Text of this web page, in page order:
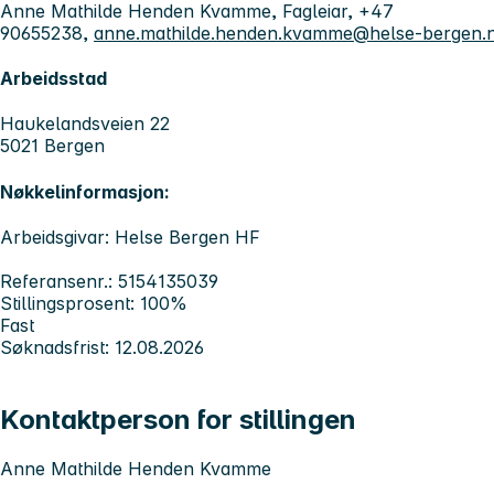
Anne Mathilde Henden Kvamme, Fagleiar, +47
90655238, anne.mathilde.henden.kvamme@helse-
Arbeidsstad
Haukelandsveien 22
5021 Bergen
Nøkkelinformasjon:
Arbeidsgivar: Helse Bergen HF
Referansenr.: 5154135039
Stillingsprosent: 100%
Fast
Søknadsfrist: 12.08.2026
Kontaktperson for stillingen
Anne Mathilde Henden Kvamme